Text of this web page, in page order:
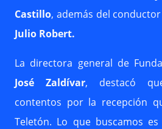
Castillo, además del
Julio Robert.
La directora general de
José Zaldívar, destacó
contentos por la recepción
Teletón. Lo que buscamos